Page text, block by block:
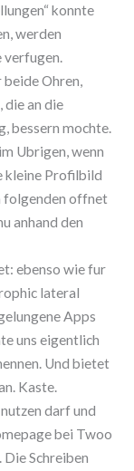
konnte
werden
verfugen.
beide Ohren,
die an die
bessern mochte.
Ubrigen, wenn
kleine Profilbild
folgenden offnet
anhand den
ebenso wie fur
lateral
Apps
uns eigentlich
Und bietet
Kaste.
darf und
bei Twoo
Die Schreiben